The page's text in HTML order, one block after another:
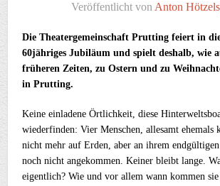
Veröffentlicht von Anton
Die Theatergemeinschaft Prutting feiert in
60jähriges Jubiläum und spielt deshalb, wie
früheren Zeiten, zu Ostern und zu
in Prutting.
Keine einladene Örtlichkeit, diese
wiederfinden: Vier Menschen, allesamt ehemals
nicht mehr auf Erden, aber an ihrem
noch nicht angekommen. Keiner bleibt lange.
eigentlich? Wie und vor allem wann kommen